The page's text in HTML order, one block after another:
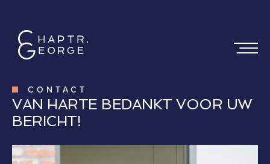
CONTACT
VAN HARTE BEDANKT VOOR UW
BERICHT!